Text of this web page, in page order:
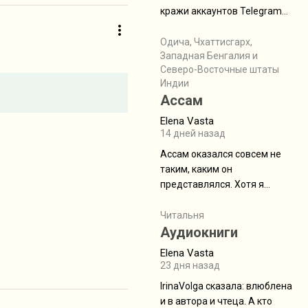
подъем по этому же пути.
Пока
кражи аккаунтов Telegram
Прочитайте! У моих двух
знакомых вот так увели
аккаунты
Одича, Чхаттисгарх,
Западная Бенгалия и
Северо-Восточные штаты
Индии
Ассам
Elena Vasta
14 дней назад
Ассам оказался совсем не
таким, каким он
представлялся. Хотя я
краешек, но все же схватила
ауру штата, как-то он меня
природа, мягкие
такая как бы переходная
ступень между привычной
Читальня
Аудиокниги
Elena Vasta
23 дня назад
IrinaVolga сказалa: влюблена
и в автора и чтеца. А кто